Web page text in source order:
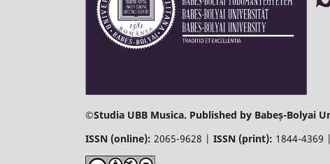
©Studia UBB Musica. Published by Babeș-Bolyai
ISSN (online): 2065-9628 | ISSN (print): 1844-4369 |